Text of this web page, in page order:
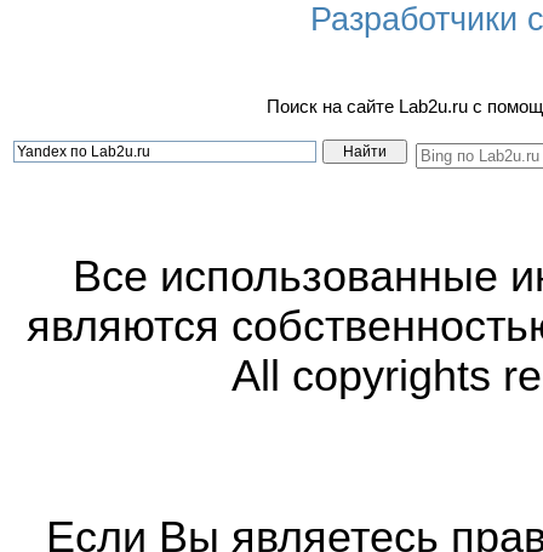
Разработчики
Поиск на сайте Lab2u.ru с
Все использованные
являются
All copyrights
Если Вы являетесь